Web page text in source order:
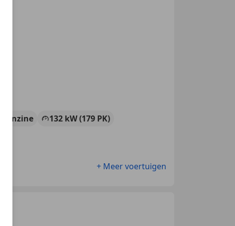
Benzine
132 kW (179 PK)
+ Meer voertuigen